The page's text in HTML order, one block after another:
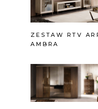
ZESTAW RTV
AMBRA